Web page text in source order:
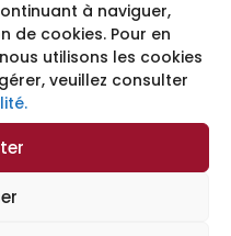
à naviguer,
de cookies. Pour en
utilisons les cookies
veuillez consulter
12%, dextrose,
et